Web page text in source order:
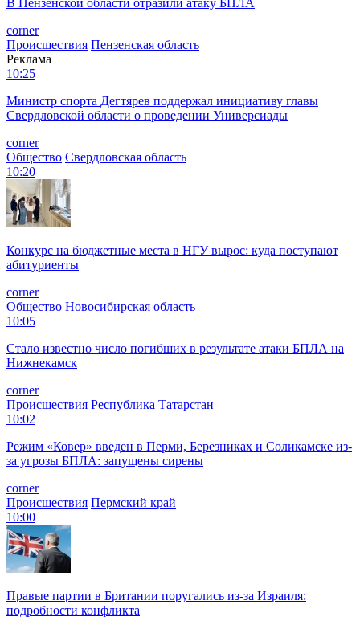
corner
Происшествия Пензенская область
Реклама
10:25
Министр спорта Дегтярев поддержал инициативу главы
Свердловской области о проведении Универсиады
corner
Общество Свердловская область
10:20
Конкурс на бюджетные места в НГУ вырос: куда поступают
абитуриенты
corner
Общество Новосибирская область
10:05
Стало известно число погибших в результате атаки БПЛА на
Нижнекамск
corner
Происшествия Республика Татарстан
10:02
Режим «️Ковер» введен в Перми, Березниках и Соликамске из-
за угрозы БПЛА: запущены сирены
corner
Происшествия Пермский край
10:00
Правые партии в Британии поругались из-за Израиля:
подробности конфликта